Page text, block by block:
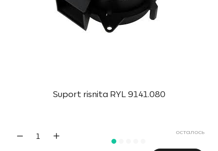
Suport risnita RYL 9141.080
осталось